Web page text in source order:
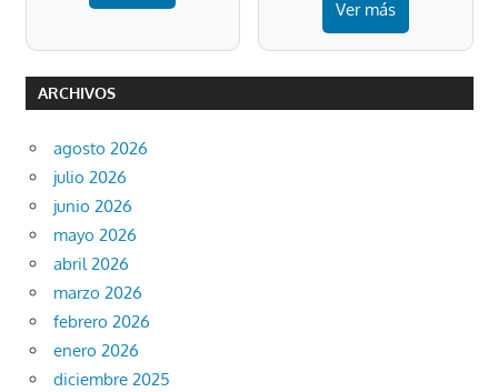
Ver más
ARCHIVOS
agosto 2026
julio 2026
junio 2026
mayo 2026
abril 2026
marzo 2026
febrero 2026
enero 2026
diciembre 2025